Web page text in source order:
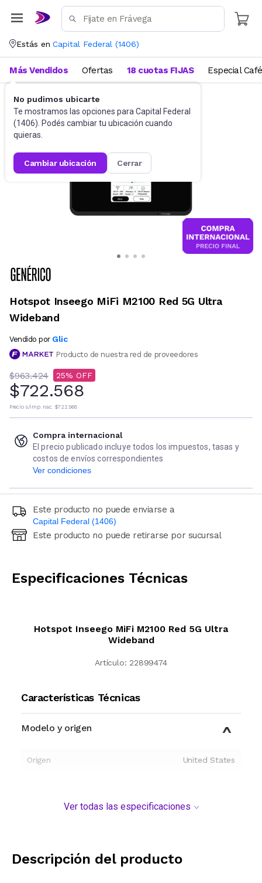
Estás en Capital Federal (1406)
No pudimos ubicarte
Te mostramos las opciones para Capital Federal
(1406). Podés cambiar tu ubicación cuando
quieras.
cambiar ubicación cerrar
Más Vendidos Ofertas 18 cuotas FIJAS Especial Café
Accesorios de Informática
Hotspot Inseego MiFi M2100 Red 5G Ultra
Wideband
Vendido por Glic
Producto de nuestra red de proveedores
$963.424 25
$722.568
Precio s/imp. nac. $722.568
Compra internacional
El precio publicado incluye todos los impuestos, tasas y
costos de envíos correspondientes
Ver condiciones
Este producto no puede enviarse a
Capital Federal (1406)
Ingresá código postal (sólo números)
Este producto no puede retirarse por sucursal
Especificaciones Técnicas
Hotspot Inseego MiFi M2100 Red 5G Ultra
Wideband
Artículo: 22899474
Características Técnicas
Modelo y origen
Origen United States
Ver todas las especificaciones
Descripción del producto